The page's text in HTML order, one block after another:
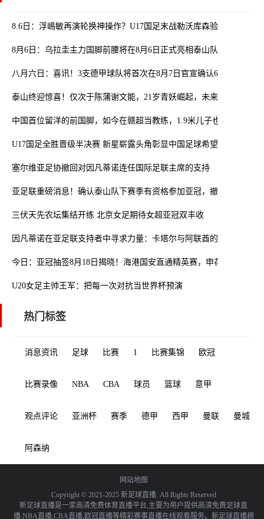
8.6日：浮嶋敏再演轮换神操作？U17国足末战勒沃库森验货名单曝光
8月6日：乌拉圭主力国脚前腰将在8月6日正式亮相泰山队主场
八月六日：喜讯！3支德甲球队将首次在8月7日官宣确认6位中国国脚
泰山终迎惊喜！仅次于陈蒲谢文能，21岁青妖崛起，未来国足新锋线
中国首位留洋的前国脚，如今在赣超当教练，1.9米儿子也选足球路
U17国足全胜晋级半决赛 新星崭露头角彰显中国足球希望
塞尔维亚足协撤回对因凡蒂诺连任国际足联主席的支持
亚足联重磅消息！确认泰山队下赛季有资格参加亚冠，撤销处罚引发
三伏天先农坛集结开练 北京女足期待女超亚冠双丰收
因凡蒂诺在亚足联支持者中寻求力量：卡塔尔与阿联酋的立场引发关
今日：亚冠抽签8月18日揭晓！海港国安直通精英赛，申花征战二级
U20女足主帅王军：把每一次对抗当世界杯预演
热门标签
消息资讯 足球 比赛 1 比赛集锦 欧冠
比赛录像 NBA CBA 球员 篮球 意甲
观点评论 亚洲杯 赛季 德甲 西甲 曼联 曼城
阿森纳
网站地图
Copyright © 2021-2025 新足球直播. All Rights Reserved
新足球直播是一家高清免费体育直播平台,主要为用户提供高清免费足球直
播,NBA直播,CBA直播,欧冠直播等精彩赛事直播在线观看服务。新足球直播拥